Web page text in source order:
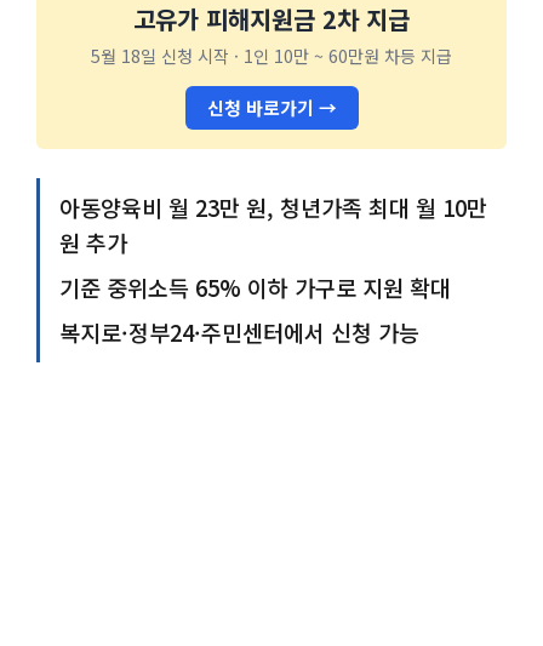
고유가 피해지원금 2차 지급
5월 18일 신청 시작 · 1인 10만 ~ 60만원 차등 지급
신청 바로가기 →
아동양육비 월 23만 원, 청년가족 최대 월 10만
원 추가
기준 중위소득 65% 이하 가구로 지원 확대
복지로·정부24·주민센터에서 신청 가능